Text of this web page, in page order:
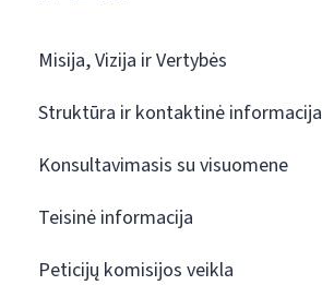
Misija, Vizija ir Vertybės
Struktūra ir kontaktinė informacija
Konsultavimasis su visuomene
Teisinė informacija
Peticijų komisijos veikla